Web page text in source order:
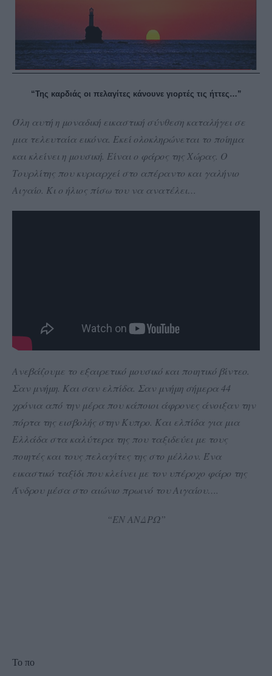
“Της καρδιάς οι πελαγίτες κάνουνε γιορτές τις ήττες…”
Όλη αυτή η μοναδική εικαστική σύνθεση καταλήγει σε
μια τελευταία εικόνα. Εκεί ολοκληρώνεται το ποίημα
και κλείνει η μουσική. Είναι ο φάρος της Χώρας. Ο
Τουρλίτης που κυριαρχεί στο απέραντο και γαλήνιο
Αιγαίο. Κι ο ήλιος πίσω του να ανατέλει…
Ανεβάζουμε το εξαιρετικό μουσικό και ποιητικό βίντεο.
Σαν μνήμη. Και σαν ελπίδα. Σαν μνήμη σήμερα 44
χρόνια από την μέρα που κάποιοι άφρονες άνοιξαν την
πόρτα της εισβολής στην Κυπρο. Και ελπίδα για μια
Ελλάδα στα καλύτερα της που ταξιδεύει με τους
ποιητές και τους πελαγίτες της στο μέλλον. Ένα
εικαστικό ταξίδι που κλείνει με τον υπέροχο φάρο της
Άνδρου μέσα στο αιώνιο πρωινό του Αιγαίου….
“ΕΝ ΑΝΔΡΩ”
Το πο